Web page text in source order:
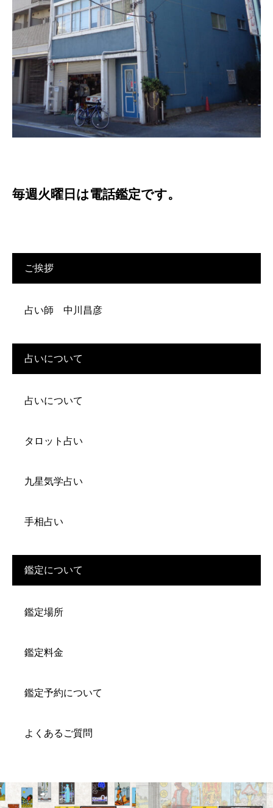
毎週火曜日は電話鑑定です。
ご挨拶
占い師 中川昌彦
占いについて
占いについて
タロット占い
九星気学占い
手相占い
鑑定について
鑑定場所
鑑定料金
鑑定予約について
よくあるご質問